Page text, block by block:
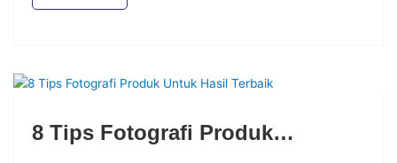
8 Tips Fotografi Produk…